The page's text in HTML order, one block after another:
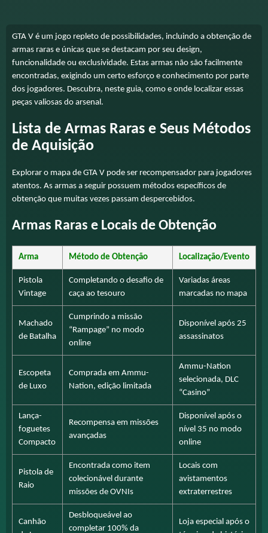
GTA V é um jogo repleto de possibilidades, incluindo a obtenção de
armas raras e únicas que se destacam por seu design,
funcionalidade ou exclusividade. Estas armas não são facilmente
encontradas, exigindo um certo esforço e conhecimento por parte
dos jogadores. Descubra, neste guia, como e onde localizar essas
peças valiosas do arsenal.
Lista de Armas Raras e Seus Métodos
de Aquisição
Explorar o mapa de GTA V pode ser recompensador para jogadores
atentos. As armas a seguir possuem métodos específicos de
obtenção que muitas vezes passam despercebidos.
Armas Raras e Locais de Obtenção
Arma Método de Obtenção Localização/Evento
Pistola
Vintage
Completando o desafio de
caça ao tesouro
Variadas áreas
marcadas no mapa
Machado
de Batalha
Cumprindo a missão
“Rampage” no modo
online
Disponível após 25
assassinatos
Escopeta
de Luxo
Comprada em Ammu-
Nation, edição limitada
Ammu-Nation
selecionada, DLC
“Casino”
Lança-
foguetes
Compacto
Recompensa em missões
avançadas
Disponível após o
nível 35 no modo
online
Pistola de
Raio
Encontrada como item
colecionável durante
missões de OVNIs
Locais com
avistamentos
extraterrestres
Canhão
Desbloqueável ao
completar 100% da
Loja especial após o